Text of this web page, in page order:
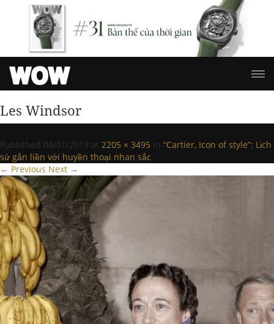
Les Windsor
Published 04/01/2019 at 2205 × 3495 in “Cartier, Icon of style”: Lịch
sử gắn liền với huyền thoại nhan sắc.
← Previous Next →